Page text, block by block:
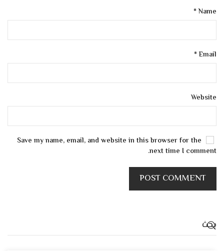
Name
*
Email
*
Website
Save my name, email, and website in this browser for the
next time I comment.
POST COMMENT